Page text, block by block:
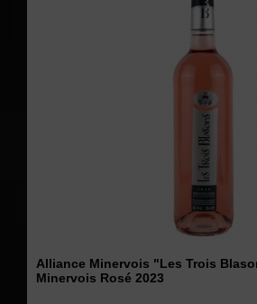
Alliance Minervois "Les Trois
Minervois Rosé 2023